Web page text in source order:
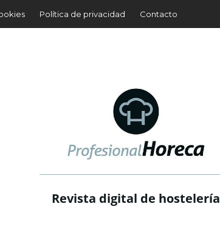
Política de privacidad Contacto
Revista digital de hostelería